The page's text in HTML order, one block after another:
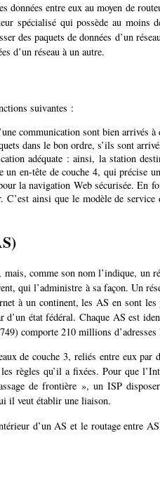
données entre eux au moyen de
spécialisé qui possède au moins
des paquets de données d’un
d’un réseau à un autre.
suivantes :
communication sont bien arrivés
dans le bon ordre, s’ils sont
adéquate : ainsi, la station
un en-tête de couche 4, qui précise
la navigation Web sécurisée. En
C’est ainsi que le modèle de
mais, comme son nom l’indique, un
qui l’administre à sa façon. Un
à un continent, les AS en sont
d’un état fédéral. Chaque AS est
comporte 210 millions
de couche 3, reliés entre eux
règles qu’il a fixées. Pour que
de frontière », un ISP
il veut établir une liaison.
d’un AS et le routage entre